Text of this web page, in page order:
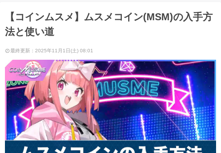
【コインムスメ】ムスメコイン(MSM)の入手方
法と使い道
最終更新：2025年11月1日(土) 08:01